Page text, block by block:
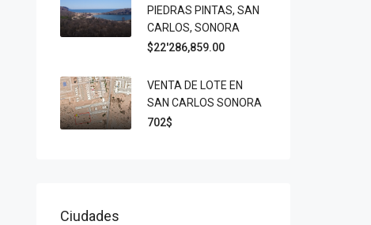
PIEDRAS PINTAS, SAN
CARLOS, SONORA
$22'286,859.00
VENTA DE LOTE EN
SAN CARLOS SONORA
702$
Ciudades